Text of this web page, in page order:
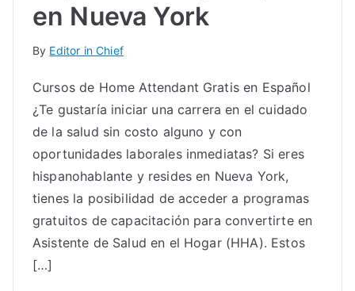
en Nueva York
By Editor in Chief
Cursos de Home Attendant Gratis en Español
¿Te gustaría iniciar una carrera en el cuidado
de la salud sin costo alguno y con
oportunidades laborales inmediatas? Si eres
hispanohablante y resides en Nueva York,
tienes la posibilidad de acceder a programas
gratuitos de capacitación para convertirte en
Asistente de Salud en el Hogar (HHA). Estos
[…]